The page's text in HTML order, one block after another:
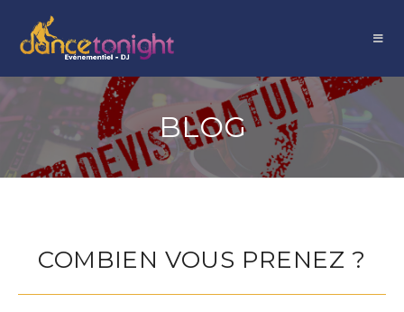
BLOG
COMBIEN VOUS PRENEZ ?